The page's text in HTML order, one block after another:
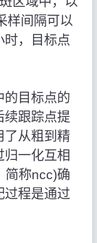
样间隔可以
时，目标点
的目标点的
续跟踪点提
了从粗到精
归一化互相
简称ncc)确
过程是通过